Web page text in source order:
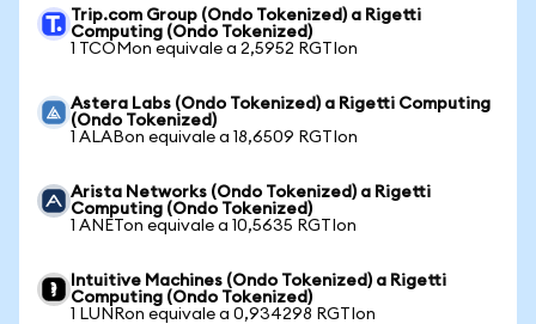
Trip.com Group (Ondo Tokenized) a Rigetti
Computing (Ondo Tokenized)
1 TCOMon equivale a 2,5952 RGTIon
Astera Labs (Ondo Tokenized) a Rigetti Computing
(Ondo Tokenized)
1 ALABon equivale a 18,6509 RGTIon
Arista Networks (Ondo Tokenized) a Rigetti
Computing (Ondo Tokenized)
1 ANETon equivale a 10,5635 RGTIon
Intuitive Machines (Ondo Tokenized) a Rigetti
Computing (Ondo Tokenized)
1 LUNRon equivale a 0,934298 RGTIon